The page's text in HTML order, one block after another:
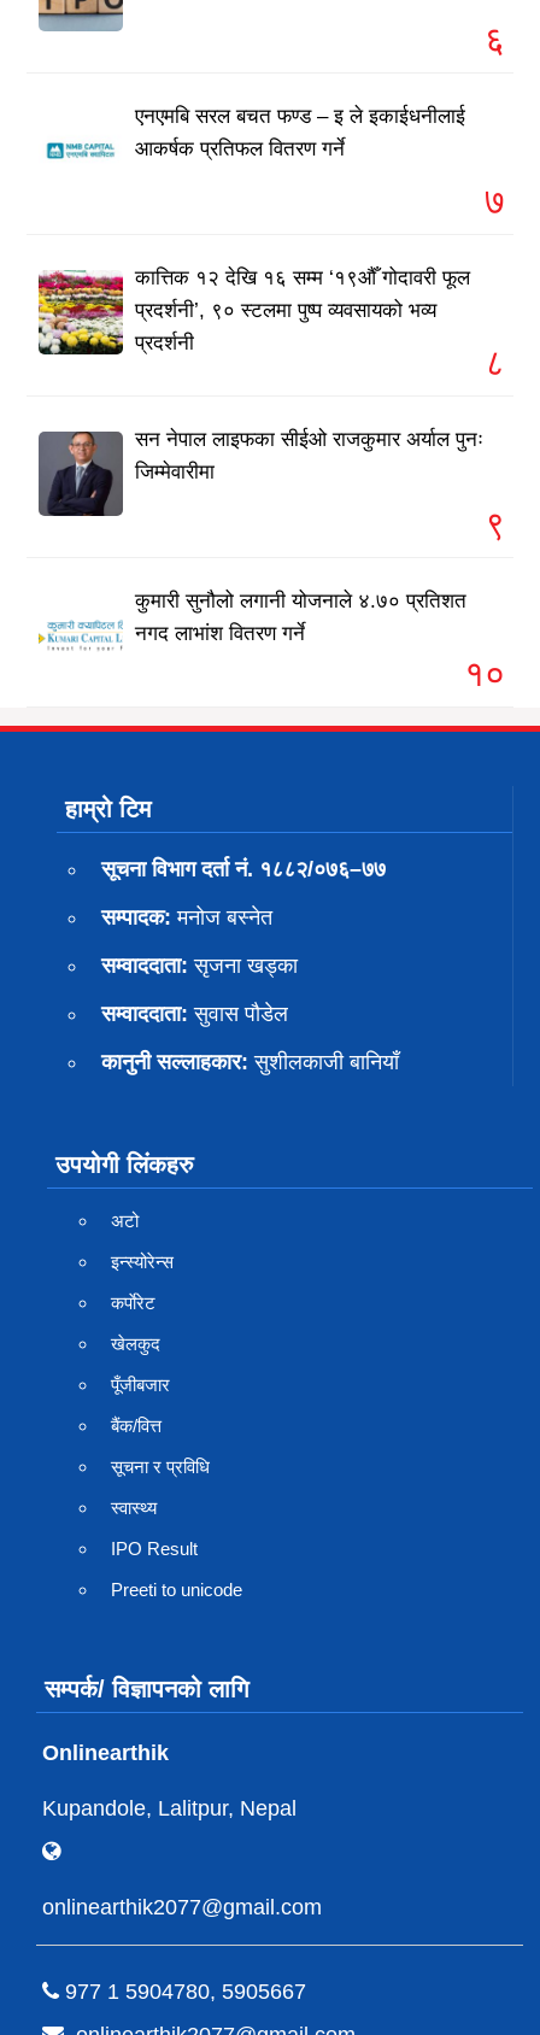
६
एनएमबि सरल बचत फण्ड – इ ले इकाईधनीलाई
आकर्षक प्रतिफल वितरण गर्ने
७
कात्तिक १२ देखि १६ सम्म ‘१९औँ गोदावरी फूल
प्रदर्शनी’, ९० स्टलमा पुष्प व्यवसायको भव्य
प्रदर्शनी
८
सन नेपाल लाइफका सीईओ राजकुमार अर्याल पुनः
जिम्मेवारीमा
९
कुमारी सुनौलो लगानी योजनाले ४.७० प्रतिशत
नगद लाभांश वितरण गर्ने
१०
हाम्रो टिम
सूचना विभाग दर्ता नं. १८८२/०७६–७७
सम्पादक: मनोज बस्नेत
सम्वाददाता: सृजना खड्का
सम्वाददाता: सुवास पाैडेल
कानुनी सल्लाहकार: सुशीलकाजी बानियाँ
उपयोगी लिंकहरु
अटो
इन्स्योरेन्स
कर्पाेरेट
खेलकुद
पूँजीबजार
बैंक/वित्त
सूचना र प्रविधि
स्वास्थ्य
IPO Result
Preeti to unicode
सम्पर्क/ विज्ञापनको लागि
Onlinearthik
Kupandole, Lalitpur, Nepal
onlinearthik2077@gmail.com
977 1 5904780, 5905667